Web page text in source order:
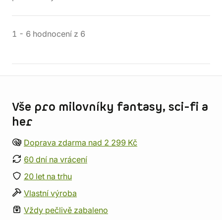
1 - 6 hodnocení z 6
Vše pro milovníky fantasy, sci-fi a
her
Doprava zdarma nad 2 299 Kč
60 dní na vrácení
20 let na trhu
Vlastní výroba
Vždy pečlivě zabaleno